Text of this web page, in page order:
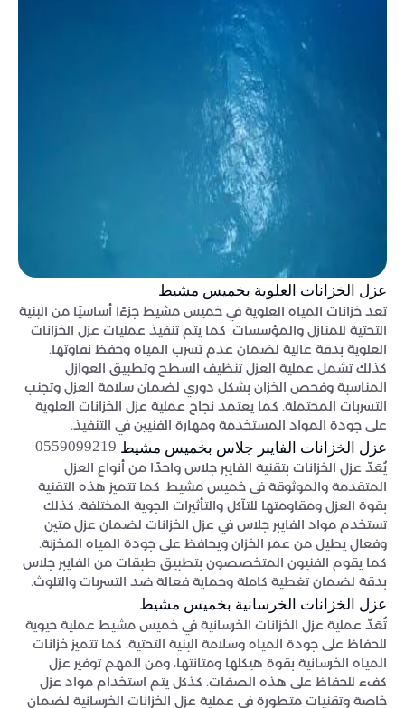
عزل الخزانات العلوية بخميس مشيط
تعد خزانات المياه العلوية في خميس مشيط جزءًا أساسيًا من البنية
التحتية للمنازل والمؤسسات. كما يتم تنفيذ عمليات عزل الخزانات
العلوية بدقة عالية لضمان عدم تسرب المياه وحفظ نقاوتها.
كذلك تشمل عملية العزل تنظيف السطح وتطبيق العوازل
المناسبة وفحص الخزان بشكل دوري لضمان سلامة العزل وتجنب
التسربات المحتملة. كما يعتمد نجاح عملية عزل الخزانات العلوية
على جودة المواد المستخدمة ومهارة الفنيين في التنفيذ.
عزل الخزانات الفايبر جلاس بخميس مشيط
يُعَدّ عزل الخزانات بتقنية الفايبر جلاس واحدًا من أنواع العزل
المتقدمة والموثوقة في خميس مشيط. كما تتميز هذه التقنية
بقوة العزل ومقاومتها للتآكل والتأثيرات الجوية المختلفة. كذلك
تستخدم مواد الفايبر جلاس في عزل الخزانات لضمان عزل متين
وفعال يطيل من عمر الخزان ويحافظ على جودة المياه المخزنة.
كما يقوم الفنيون المتخصصون بتطبيق طبقات من الفايبر جلاس
بدقة لضمان تغطية كاملة وحماية فعالة ضد التسربات والتلوث.
عزل الخزانات الخرسانية بخميس مشيط
تُعَدّ عملية عزل الخزانات الخرسانية في خميس مشيط عملية حيوية
للحفاظ على جودة المياه وسلامة البنية التحتية. كما تتميز خزانات
المياه الخرسانية بقوة هيكلها ومتانتها، ومن المهم توفير عزل
كفء للحفاظ على هذه الصفات. كذكل يتم استخدام مواد عزل
خاصة وتقنيات متطورة في عملية عزل الخزانات الخرسانية لضمان